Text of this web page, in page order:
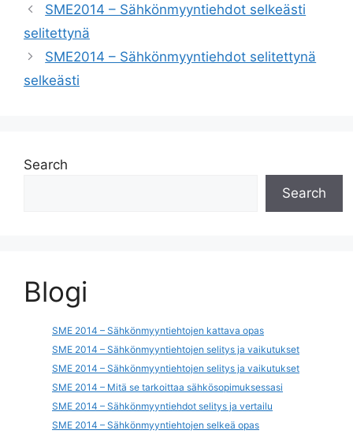
SME2014 – Sähkönmyyntiehdot selkeästi
selitettynä
SME2014 – Sähkönmyyntiehdot selitettynä
selkeästi
Search
Search
Blogi
SME 2014 – Sähkönmyyntiehtojen kattava opas
SME 2014 – Sähkönmyyntiehtojen selitys ja vaikutukset
SME 2014 – Sähkönmyyntiehtojen selitys ja vaikutukset
SME 2014 – Mitä se tarkoittaa sähkösopimuksessasi
SME 2014 – Sähkönmyyntiehdot selitys ja vertailu
SME 2014 – Sähkönmyyntiehtojen selkeä opas